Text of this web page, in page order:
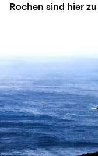
Rochen sind hier